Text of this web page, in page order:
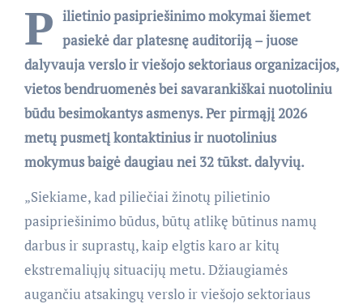
P ilietinio pasipriešinimo mokymai šiemet
pasiekė dar platesnę auditoriją – juose
dalyvauja verslo ir viešojo sektoriaus organizacijos,
vietos bendruomenės bei savarankiškai nuotoliniu
būdu besimokantys asmenys. Per pirmąjį 2026
metų pusmetį kontaktinius ir nuotolinius
mokymus baigė daugiau nei 32 tūkst. dalyvių.
„Siekiame, kad piliečiai žinotų pilietinio
pasipriešinimo būdus, būtų atlikę būtinus namų
darbus ir suprastų, kaip elgtis karo ar kitų
ekstremaliųjų situacijų metu. Džiaugiamės
augančiu atsakingų verslo ir viešojo sektoriaus